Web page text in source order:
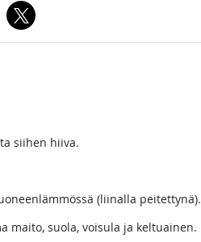
siihen hiiva.
(liinalla peitettynä).
maito, suola, voisula ja keltuainen.